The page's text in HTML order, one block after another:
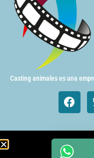
Casting animales es una